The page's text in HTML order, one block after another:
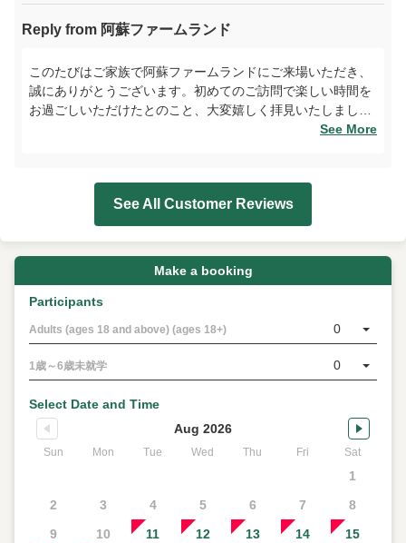
Reply from 阿蘇ファームランド
このたびはご家族で阿蘇ファームランドにご来場いただき、
誠にありがとうございます。初めてのご訪問で楽しい時間を
お過ごしいただけたとのこと、大変嬉しく拝見いたしまし
た。室内施設はエアコン完備で、季節を問わず快適にお過ご
ますので、ぜひまた皆さまでお越しくださいませ。心よりお
待ち申し上げております。
See More
See All Customer Reviews
Make a booking
Participants
Adults (ages 18 and above) (ages 18+) 0
1歳～6歳未就学 0
Select Date and Time
Aug 2026
Sun Mon Tue Wed Thu Fri Sat
1
2
3 4 5 6 7
8
9
10 11 12 13 14
15